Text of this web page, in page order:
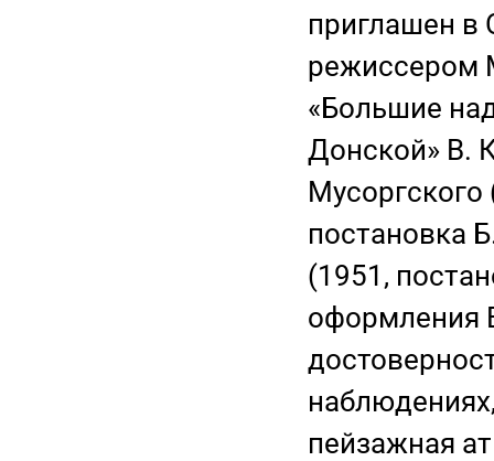
приглашен в
режиссером
«Большие
Донской» В.
постановка
(1951,
оформления
пейзажная